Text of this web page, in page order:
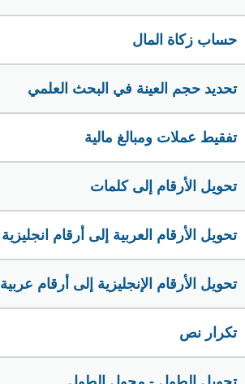
حساب زكاة المال
تحديد حجم العينة في البحث العلمي
تفقيط عملات ومبالغ مالية
تحويل الأرقام إلى كلمات
تحويل الأرقام العربية إلى أرقام انجليزية
تحويل الأرقام الإنجليزية إلى أرقام عربية
تكرار نص